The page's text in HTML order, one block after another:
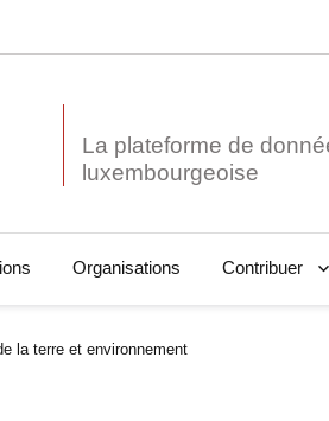
La plateforme de
Organisations Contribuer
la terre et environnement